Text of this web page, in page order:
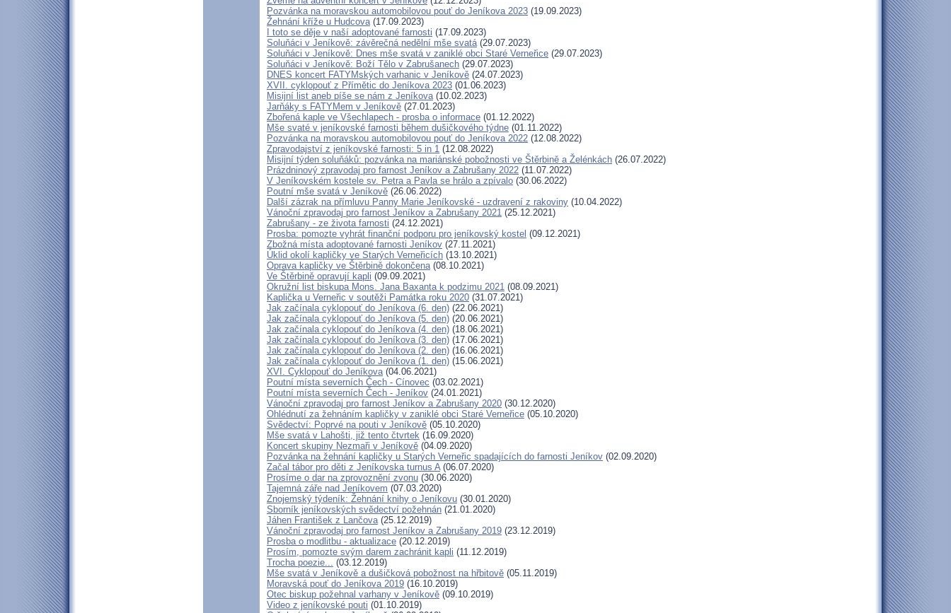
Pozvánka na moravskou automobilovou pouť do Jeníkova 2023 (19.09.2023)
Žehnání kříže u Hudcova(17.09.2023)
I toto se děje v naší adoptované farnosti (17.09.2023)
Soluňáci v Jeníkově: závěrečná nedělní mše svatá(29.07.2023)
Soluňáci v Jeníkově: Dnes mše svatá v zaniklé obci Staré Verneřice (29.07.2023)
Soluňáci v Jeníkově: Boží Tělo v Zabrušanech (29.07.2023)
DNES koncert FATYMských varhanic v Jeníkově (24.07.2023)
XVII. cyklopouť z Přímětic do Jeníkova 2023 (01.06.2023)
Misijní list aneb píše se nám z Jeníkova(10.02.2023)
Jarňáky s FATYMem v Jeníkově (27.01.2023)
Zbořená kaple ve Všechlapech - prosba o informace (01.12.2022)
Mše svaté v jeníkovské farnosti během dušičkového týdne (01.11.2022)
Pozvánka na moravskou automobilovou pouť do Jeníkova 2022 (12.08.2022)
Zpravodajství z jeníkovské farnosti: 5 in 1 (12.08.2022)
Misijní týden soluňáků: pozvánka na mariánské pobožnosti ve Štěrbině a Želénkách (26.07.2022)
Prázdninový zpravodaj pro farnost Jeníkov a Zabrušany 2022 (11.07.2022)
V Jeníkovském kostele sv. Petra a Pavla se hrálo a zpívalo (30.06.2022)
Poutní mše svatá v Jeníkově (26.06.2022)
Další zázrak na přímluvu Panny Marie Jeníkovské - uzdravení z rakoviny (10.04.2022)
Vánoční zpravodaj pro farnost Jeníkov a Zabrušany 2021 (25.12.2021)
Zabrušany - ze života farnosti (24.12.2021)
Prosba: pomozte vyhrát finanční podporu pro jeníkovský kostel (09.12.2021)
Zbožná místa adoptované farnosti Jeníkov (27.11.2021)
Úklid okolí kapličky ve Starých Verneřicích (13.10.2021)
Oprava kapličky ve Štěrbině dokončena(08.10.2021)
Ve Štěrbině opravují kapli (09.09.2021)
Okružní list biskupa Mons. Jana Baxanta k podzimu 2021 (08.09.2021)
Kaplička u Verneřic v soutěži Památka roku 2020 (31.07.2021)
Jak začínala cyklopouť do Jeníkova (6. den) (22.06.2021)
Jak začínala cyklopouť do Jeníkova (5. den) (20.06.2021)
Jak začínala cyklopouť do Jeníkova (4. den) (18.06.2021)
Jak začínala cyklopouť do Jeníkova (3. den) (17.06.2021)
Jak začínala cyklopouť do Jeníkova (2. den) (16.06.2021)
Jak začínala cyklopouť do Jeníkova (1. den) (15.06.2021)
XVI. Cyklopouť do Jeníkova(04.06.2021)
Poutní místa severních Čech - Cínovec (03.02.2021)
Poutní místa severních Čech - Jeníkov (24.01.2021)
Vánoční zpravodaj pro farnost Jeníkov a Zabrušany 2020 (30.12.2020)
Ohlédnutí za žehnáním kapličky v zaniklé obci Staré Verneřice (05.10.2020)
Svědectví: Poprvé na pouti v Jeníkově (05.10.2020)
Mše svatá v Lahošti, již tento čtvrtek (16.09.2020)
Koncert skupiny Nezmaři v Jeníkově (04.09.2020)
Pozvánka na žehnání kapličky u Starých Verneřic spadajících do farnosti Jeníkov (02.09.2020)
Začal tábor pro děti z Jeníkovska turnus A(06.07.2020)
Prosíme o dar na zprovoznění zvonu (30.06.2020)
Tajemná záře nad Jeníkovem (07.03.2020)
Znojemský týdeník: Žehnání knihy o Jeníkovu (30.01.2020)
Sborník jeníkovských svědectví požehnán (21.01.2020)
Jáhen František z Lančova(25.12.2019)
Vánoční zpravodaj pro farnost Jeníkov a Zabrušany 2019 (23.12.2019)
Prosba o modlitbu - aktualizace (20.12.2019)
Prosím, pomozte svým darem zachránit kapli (11.12.2019)
Trocha poezie... (03.12.2019)
Mše svatá v Jeníkově a dušičková pobožnost na hřbitově (05.11.2019)
Moravská pouť do Jeníkova 2019 (16.10.2019)
Otec biskup požehnal varhany v Jeníkově (09.10.2019)
Video z jeníkovské pouti (01.10.2019)